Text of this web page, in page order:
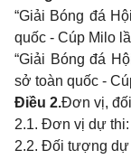
“Giải Bóng đá
quốc - Cúp Milo
“Giải Bóng đá
sở toàn quốc -
Điều 2.Đơn vị,
2.1. Đơn vị dự
2.2. Đối tượng dự